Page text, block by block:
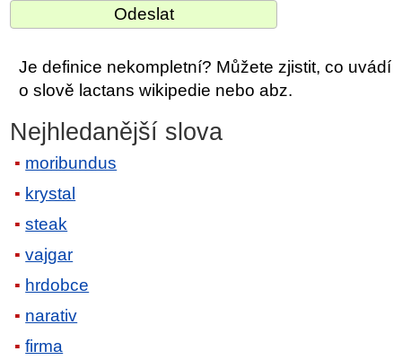
Je definice nekompletní? Můžete zjistit, co uvádí
o slově lactans wikipedie nebo abz.
Nejhledanější slova
moribundus
krystal
steak
vajgar
hrdobce
narativ
firma